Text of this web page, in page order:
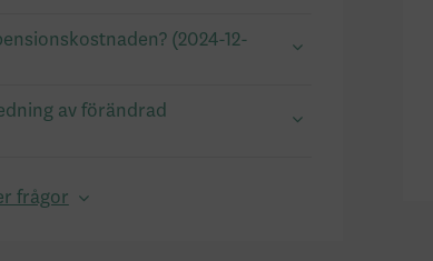
(2024-12-
av förändrad
frågor